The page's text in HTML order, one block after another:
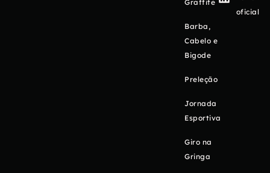
Graffite
Barba,
Cabelo e
Bigode
Preleção
Jornada
Esportiva
Giro na
Gringa
oficial